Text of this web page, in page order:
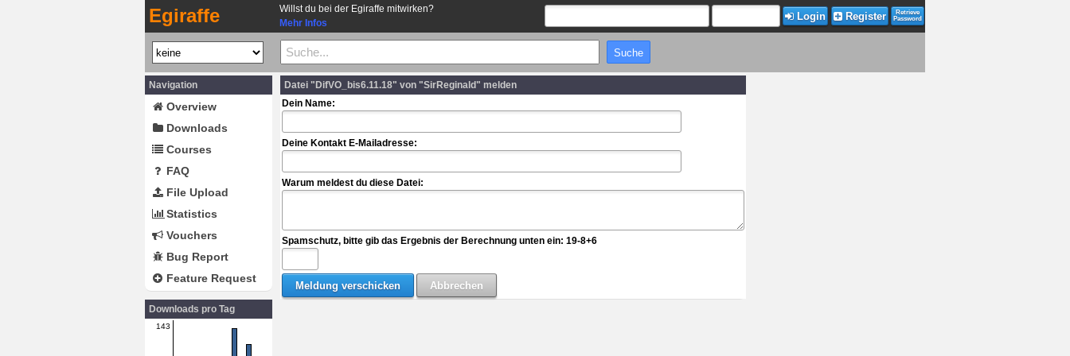
Egiraffe
Willst du bei der Egiraffe mitwirken?
Mehr Infos
Login Register
Retrieve
Password
Navigation
Overview
Downloads
Courses
FAQ
File Upload
Statistics
Vouchers
Bug Report
Feature Request
Downloads pro Tag
143
Datei "DifVO_bis6.11.18" von "SirReginald" melden
Dein Name:
Deine Kontakt E-Mailadresse:
Warum meldest du diese Datei:
Spamschutz, bitte gib das Ergebnis der Berechnung unten ein: 19-8+6